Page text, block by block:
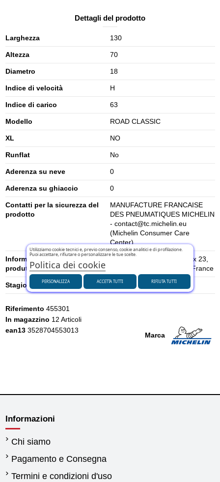
Dettagli del prodotto
Larghezza 130
Altezza 70
Diametro 18
Indice di velocità H
Indice di carico 63
Modello ROAD CLASSIC
XL NO
Runflat No
Aderenza su neve 0
Aderenza su ghiaccio 0
Contatti per la sicurezza del
prodotto
MANUFACTURE FRANCAISE
DES PNEUMATIQUES MICHELIN
- contact@tc.michelin.eu
(Michelin Consumer Care
Center)
Informazioni di sicurezza del
produttore
place des Carmes-Déchaux 23,
63000 Clermont-Ferrand, France
Stagione Estivi
Marca
Riferimento 455301
In magazzino 12 Articoli
ean13 3528704553013
Informazioni
Chi siamo
Pagamento e Consegna
Termini e condizioni d'uso
Utilizziamo cookie tecnici e, previo consenso, cookie analitici e di profilazione.
Puoi accettare, rifiutare o personalizzare le tue scelte.
Politica dei cookie
PERSONALIZZA RIFIUTA TUTTI
ACCETTA TUTTI